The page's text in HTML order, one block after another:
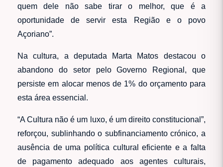
quem dele não sabe tirar o melhor, que é a
oportunidade de servir esta Região e o povo
Açoriano”.
Na cultura, a deputada Marta Matos destacou o
abandono do setor pelo Governo Regional, que
persiste em alocar menos de 1% do orçamento para
esta área essencial.
“A Cultura não é um luxo, é um direito constitucional”,
reforçou, sublinhando o subfinanciamento crónico, a
ausência de uma política cultural eficiente e a falta
de pagamento adequado aos agentes culturais,